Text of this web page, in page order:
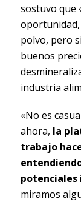
sostuvo que
polvo, pero
buenos
industria
«No es
ahora, la
trabajo
potenciales
miramos